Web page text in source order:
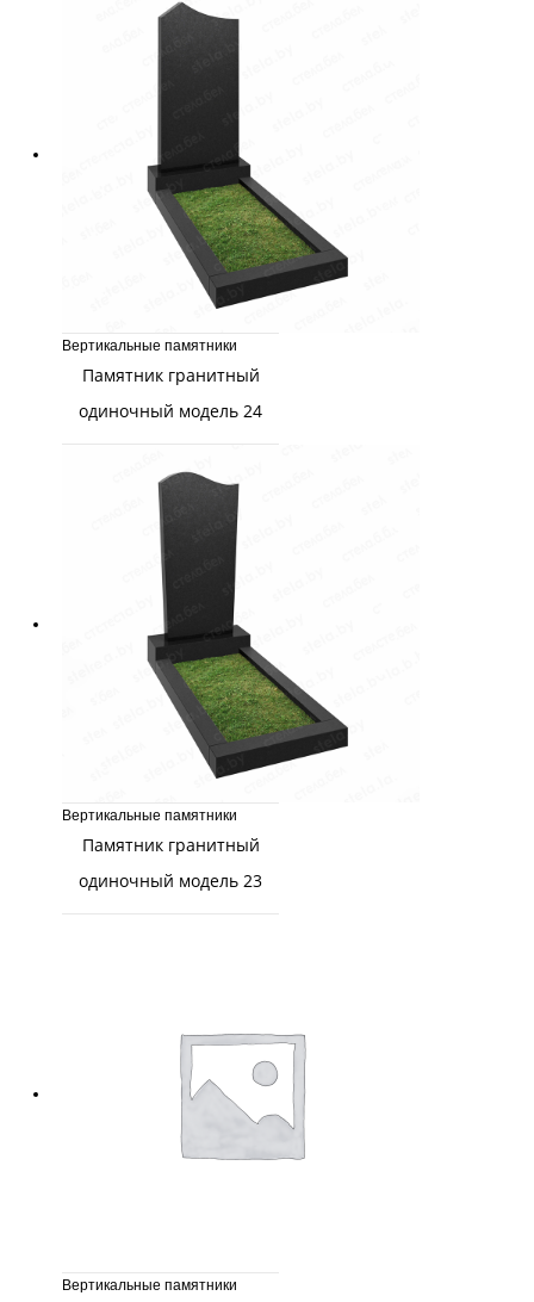
Вертикальные памятники
Памятник гранитный
одиночный модель 24
Вертикальные памятники
Памятник гранитный
одиночный модель 23
Вертикальные памятники